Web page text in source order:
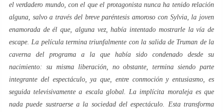
el verdadero mundo, con el que el protagonista nunca ha tenido relación
alguna, salvo a través del breve paréntesis amoroso con Sylvia, la joven
enamorada de él que, alguna vez, había intentado mostrarle la vía de
escape. La película termina triunfalmente con la salida de Truman de la
caverna del programa a la que había sido condenado desde su
nacimiento: su misma liberación, no obstante, termina siendo parte
integrante del espectáculo, ya que, entre conmoción y entusiasmo, es
seguida televisivamente a escala global. La implícita moraleja es que
nada puede sustraerse a la sociedad del espectáculo . Esta transforma